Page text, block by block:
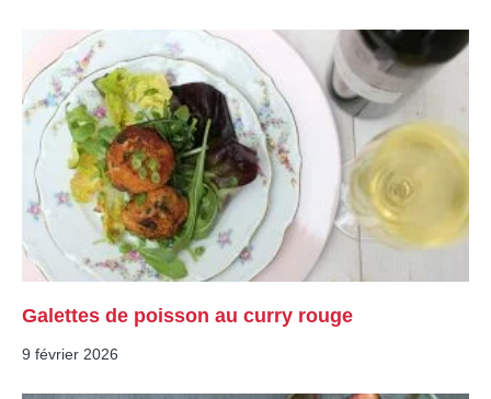
Galettes de poisson au curry rouge
9 février 2026